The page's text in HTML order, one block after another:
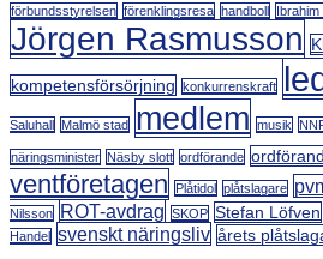
förbundsstyrelsen förenklingsresa handboll
Jörgen Rasmusson
kompetensförsörjning konkurrenskraft
Saluhall Malmö stad medlem musik
näringsminister Näsby slott ordförande
ventföretagen
Plåtidol plåtslagare
Nilsson ROT-avdrag SKOP Stefan Löfven
Handel
svenskt näringsliv årets